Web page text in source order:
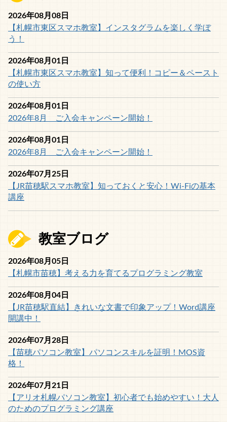
2026年08月08日
【札幌市東区スマホ教室】インスタグラムを楽しく学ぼ
う！
2026年08月01日
【札幌市東区スマホ教室】知って便利！コピー＆ペースト
の使い方
2026年08月01日
2026年8月 ご入会キャンペーン開始！
2026年08月01日
2026年8月 ご入会キャンペーン開始！
2026年07月25日
【JR苗穂駅スマホ教室】知っておくと安心！Wi-Fiの基本
講座
教室ブログ
2026年08月05日
【札幌市苗穂】考える力を育てるプログラミング教室
2026年08月04日
【JR苗穂駅直結】きれいな文書で印象アップ！Word講座
開講中！
2026年07月28日
【苗穂パソコン教室】パソコンスキルを証明！MOS資
格！
2026年07月21日
【アリオ札幌パソコン教室】初心者でも始めやすい！大人
のためのプログラミング講座